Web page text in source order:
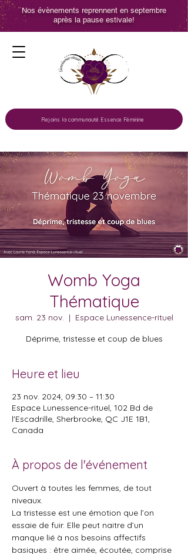
Rejoins la communauté Essence Féminine
Nos évènements reprennent en septembre
après la pause estivale!
Womb Yoga
Thématique
sam. 23 nov.
  |
Espace Lunessence-rituel
Déprime, tristesse et coup de blues
Heure et lieu
23 nov. 2024, 09:30 – 11:30
Espace Lunessence-rituel, 102 Bd de
l'Escadrille, Sherbrooke, QC J1E 1B1,
Canada
À propos de l'événement
Ouvert à toutes les femmes, de tout
niveaux.
La tristesse est une émotion que l’on
essaie de fuir. Elle peut naitre d’un
manque lié à nos besoins affectifs
basiques : être aimée, écoutée, comprise